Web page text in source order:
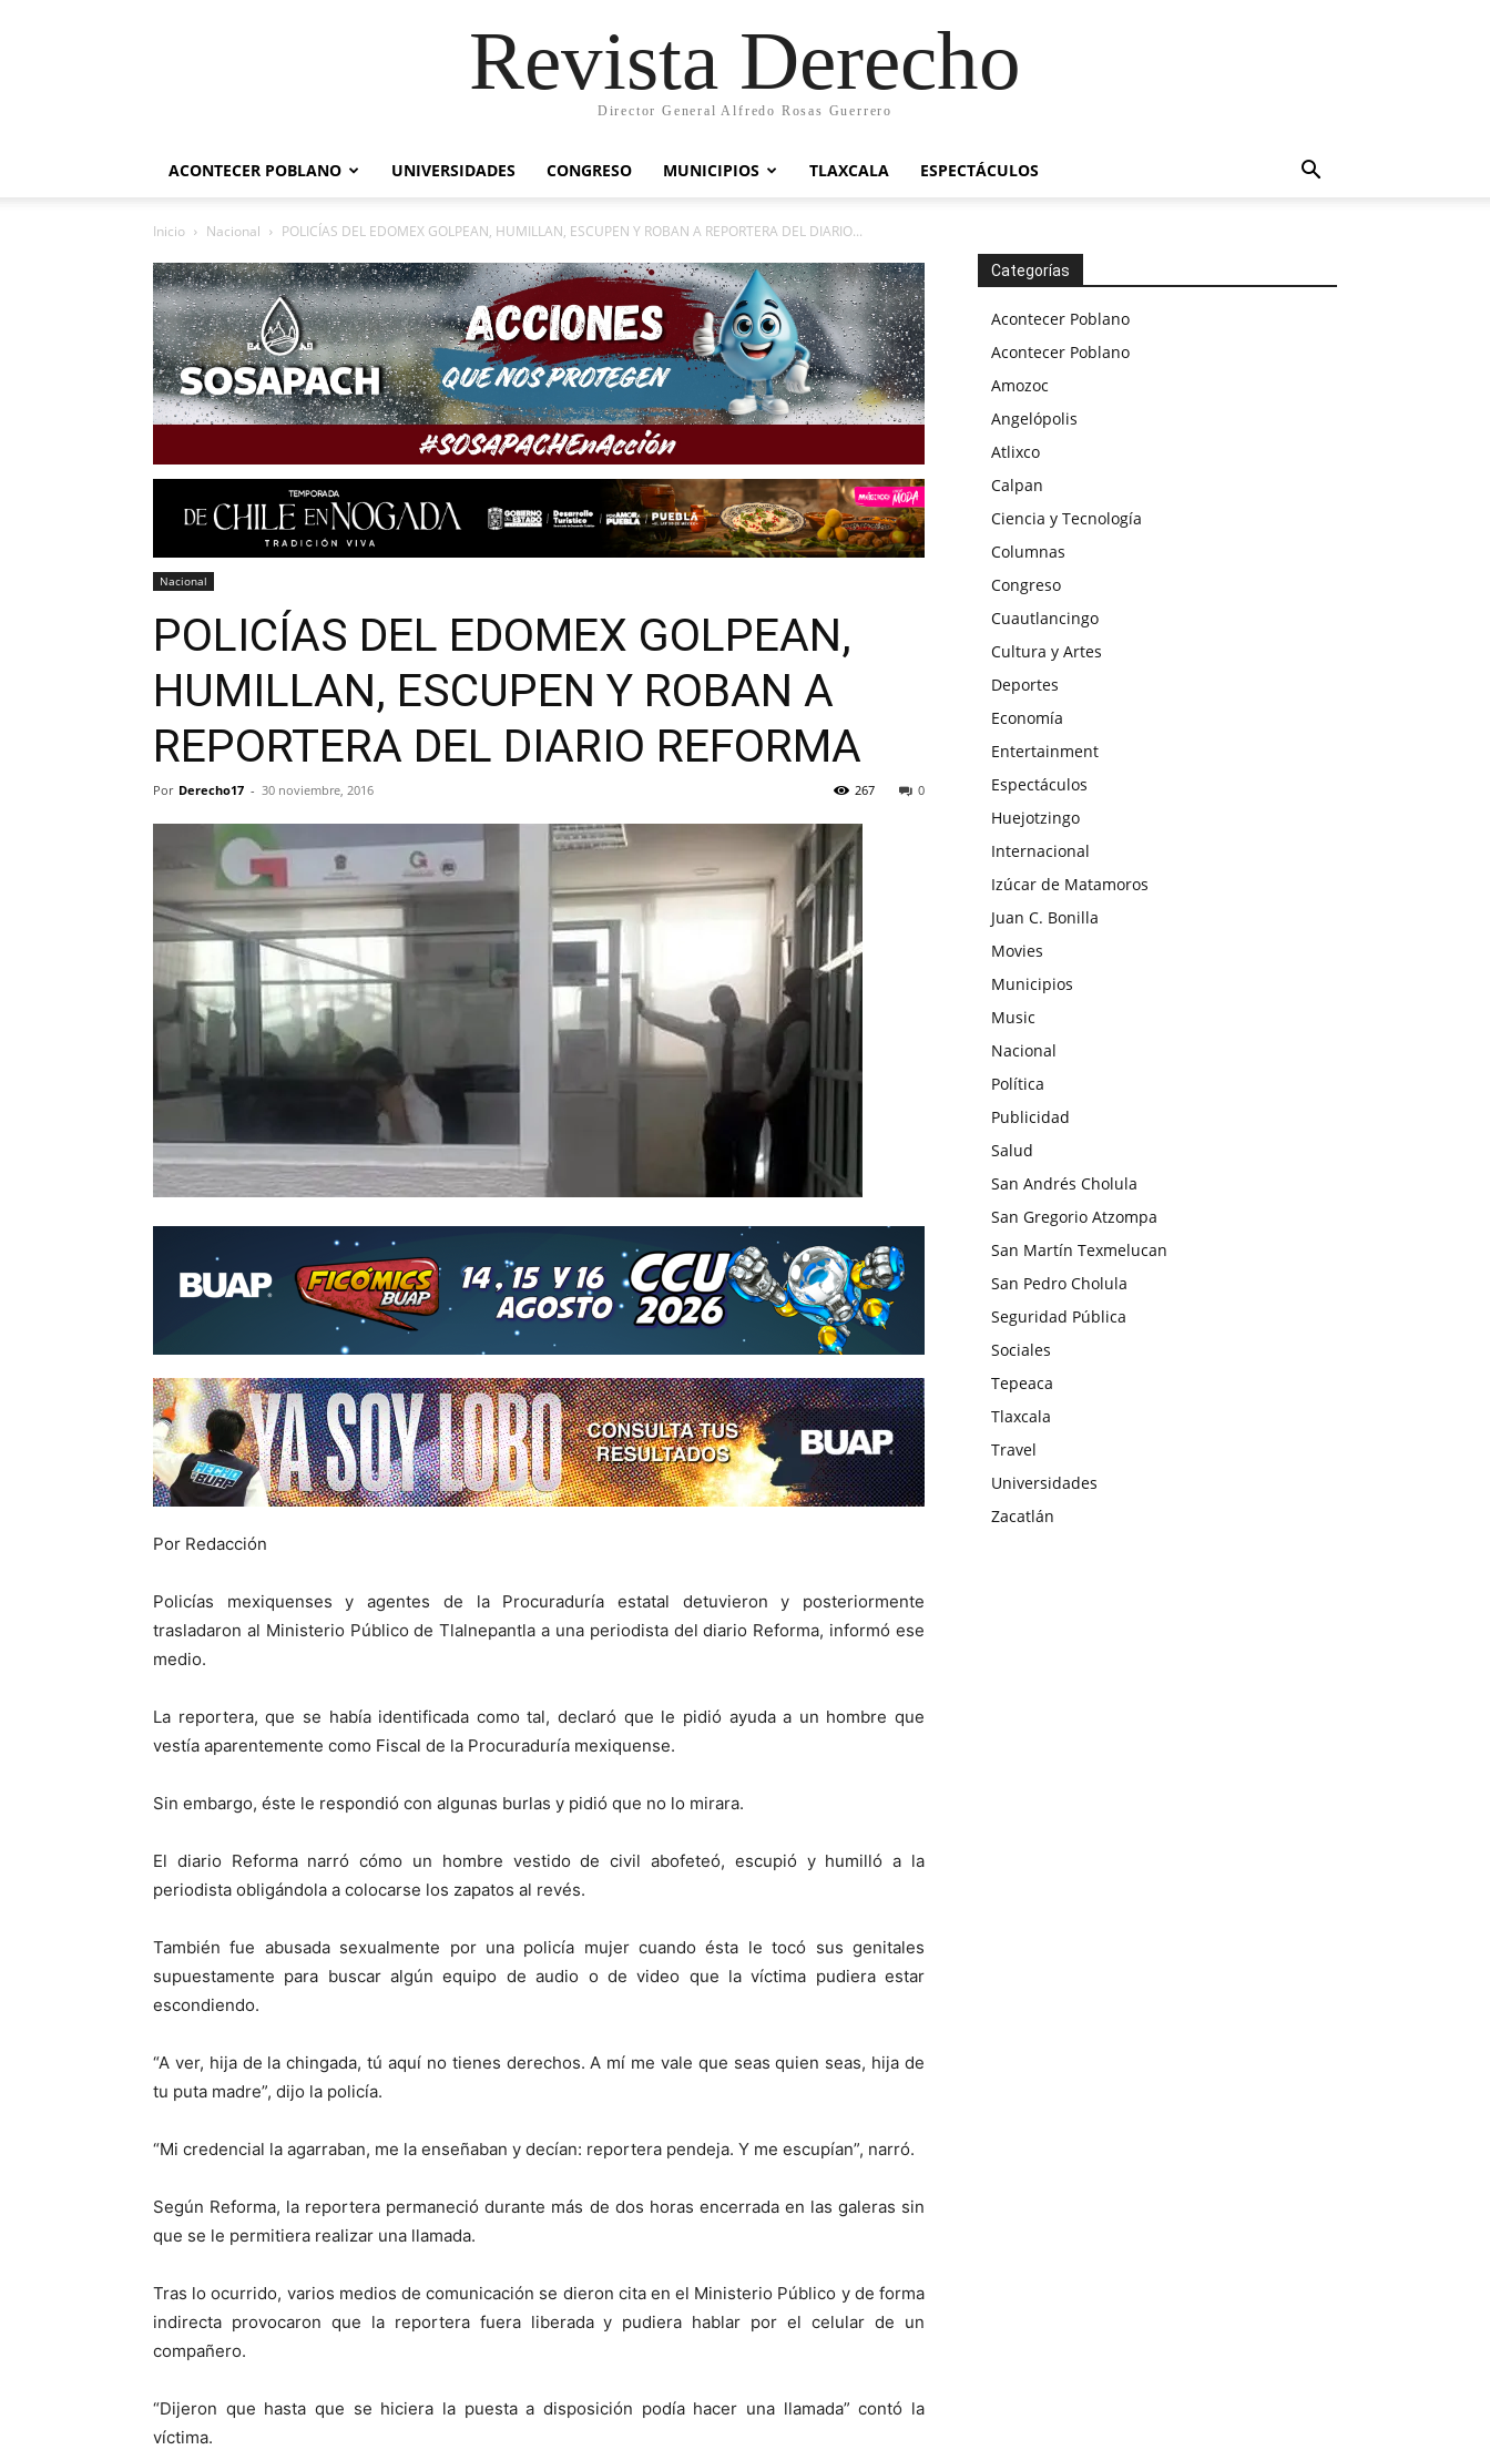
Revista Derecho
Director General Alfredo Rosas Guerrero
ACONTECER POBLANO UNIVERSIDADES CONGRESO MUNICIPIOS TLAXCALA ESPECTÁCULOS
Inicio Nacional POLICÍAS DEL EDOMEX GOLPEAN, HUMILLAN, ESCUPEN Y ROBAN A REPORTERA DEL DIARIO...
Nacional
POLICÍAS DEL EDOMEX GOLPEAN,
HUMILLAN, ESCUPEN Y ROBAN A
REPORTERA DEL DIARIO REFORMA
Por Derecho17 - 30 noviembre, 2016 0
267
Por Redacción
Policías mexiquenses y agentes de la Procuraduría estatal detuvieron y posteriormente
trasladaron al Ministerio Público de Tlalnepantla a una periodista del diario Reforma, informó ese
medio.
La reportera, que se había identificada como tal, declaró que le pidió ayuda a un hombre que
vestía aparentemente como Fiscal de la Procuraduría mexiquense.
Sin embargo, éste le respondió con algunas burlas y pidió que no lo mirara.
El diario Reforma narró cómo un hombre vestido de civil abofeteó, escupió y humilló a la
periodista obligándola a colocarse los zapatos al revés.
También fue abusada sexualmente por una policía mujer cuando ésta le tocó sus genitales
supuestamente para buscar algún equipo de audio o de video que la víctima pudiera estar
escondiendo.
“A ver, hija de la chingada, tú aquí no tienes derechos. A mí me vale que seas quien seas, hija de
tu puta madre”, dijo la policía.
“Mi credencial la agarraban, me la enseñaban y decían: reportera pendeja. Y me escupían”, narró.
Según Reforma, la reportera permaneció durante más de dos horas encerrada en las galeras sin
que se le permitiera realizar una llamada.
Tras lo ocurrido, varios medios de comunicación se dieron cita en el Ministerio Público y de forma
indirecta provocaron que la reportera fuera liberada y pudiera hablar por el celular de un
compañero.
“Dijeron que hasta que se hiciera la puesta a disposición podía hacer una llamada” contó la
víctima.
Categorías
Acontecer Poblano
Acontecer Poblano
Amozoc
Angelópolis
Atlixco
Calpan
Ciencia y Tecnología
Columnas
Congreso
Cuautlancingo
Cultura y Artes
Deportes
Economía
Entertainment
Espectáculos
Huejotzingo
Internacional
Izúcar de Matamoros
Juan C. Bonilla
Movies
Municipios
Music
Nacional
Política
Publicidad
Salud
San Andrés Cholula
San Gregorio Atzompa
San Martín Texmelucan
San Pedro Cholula
Seguridad Pública
Sociales
Tepeaca
Tlaxcala
Travel
Universidades
Zacatlán